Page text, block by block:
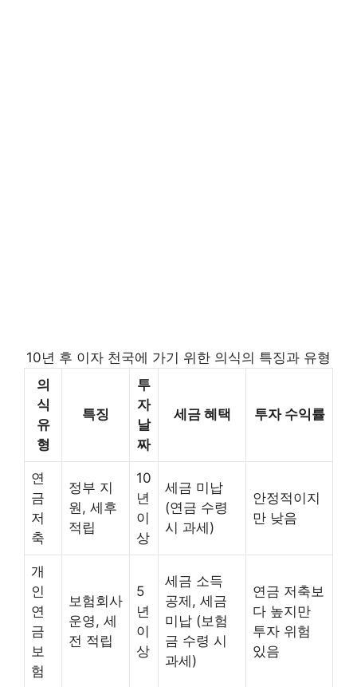
10년 후 이자 천국에 가기 위한 의식의 특징과 유형
의
식
유
형
특징
투
자
날
짜
세금 혜택 투자 수익률
연
금
저
축
정부 지
원, 세후
적립
10
년
이
상
세금 미납
(연금 수령
시 과세)
안정적이지
만 낮음
개
인
연
금
보
험
보험회사
운영, 세
전 적립
5
년
이
상
세금 소득
공제, 세금
미납 (보험
금 수령 시
과세)
연금 저축보
다 높지만
투자 위험
있음